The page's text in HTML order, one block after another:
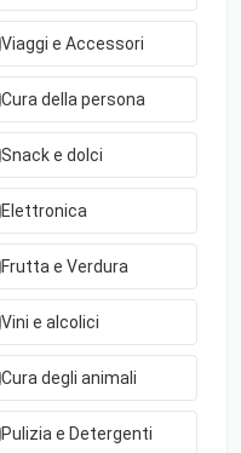
Viaggi e Accessori
Cura della persona
Snack e dolci
Elettronica
Frutta e Verdura
Vini e alcolici
Cura degli animali
Pulizia e Detergenti